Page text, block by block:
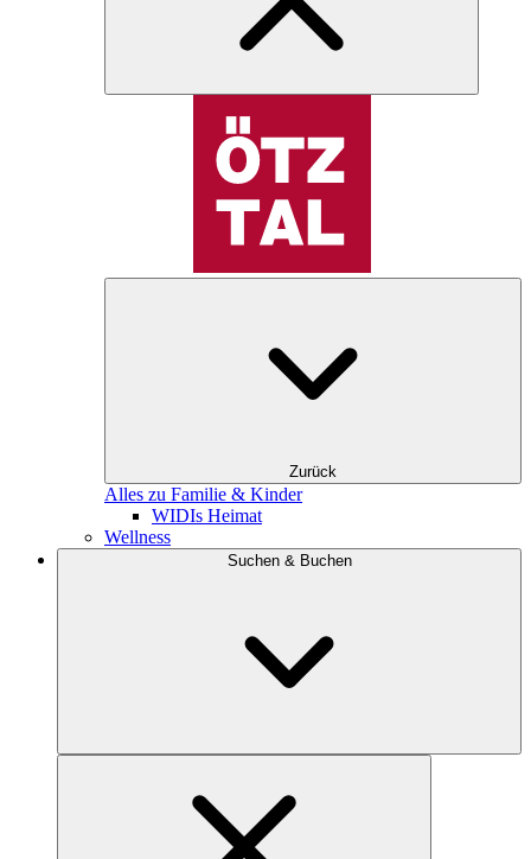
Zurück
Alles zu Familie & Kinder
WIDIs Heimat
Wellness
Suchen & Buchen